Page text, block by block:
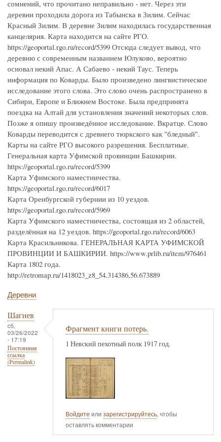
сомнений, что прочитано неправильно - нет. Через эти
деревни проходила дорога из Табынска в Зилим. Сейчас
Красный Зилим. В деревне Зилим находилась государственная
канцелярия. Карта находится на сайте РГО.
https://geoportal.rgo.ru/record/5399 Отсюда следует вывод, что
деревню с современным названием Юлуково, вероятно
основал некий Апас. А Сабаево - некий Таус. Теперь
информация по Коварды. Было произведено лингвистическое
исследование этого слова. Это слово очень распространено в
Сибири, Европе и Ближнем Востоке. Была предпринята
поездка на Алтай для установления значений некоторых слов.
Позже я опишу произведённое исследование. Вкратце. Слово
Коварды переводится с древнего тюркского как "бледный".
Карты на сайте РГО высокого разрешения. Бесплатные.
Генеральная карта Уфимской провинции Башкирии.
https://geoportal.rgo.ru/record/5399
Карта Уфимского наместничества.
https://geoportal.rgo.ru/record/6017
Карта Оренбургской губернии из 10 уездов.
https://geoportal.rgo.ru/record/5969
Карта Уфимского наместничества, состоящая из 2 областей,
разделённая на 12 уездов. https://geoportal.rgo.ru/record/6063
Карта Красильникова. ГЕНЕРАЛЬНАЯ КАРТА УФИМСКОЙ
ПРОВИНЦИИ И БАШКИРИИ. https://www.prlib.ru/item/976461
Карта 1802 года.
http://retromap.ru/1418023_z8_54.314386,56.673889
Деревни
Шагиев
сб,
03/26/2022
- 17:19
Постоянная
ссылка
(Permalink)
Фрагмент книги потерь.
1 Невский пехотный полк 1917 год.
Войдите или зарегистрируйтесь, чтобы
оставлять комментарии